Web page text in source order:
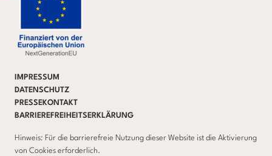
IMPRESSUM
DATENSCHUTZ
PRESSEKONTAKT
BARRIEREFREIHEITSERKLÄRUNG
Hinweis: Für die barrierefreie Nutzung dieser Website ist die Aktivierung
von Cookies erforderlich.